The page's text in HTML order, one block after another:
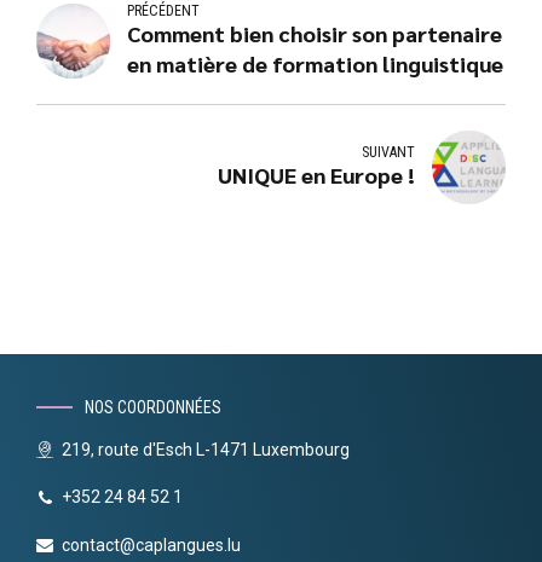
PRÉCÉDENT
Comment bien choisir son partenaire
en matière de formation linguistique
SUIVANT
UNIQUE en Europe !
NOS COORDONNÉES
219, route d'Esch L-1471 Luxembourg
+352 24 84 52 1
contact@caplangues.lu